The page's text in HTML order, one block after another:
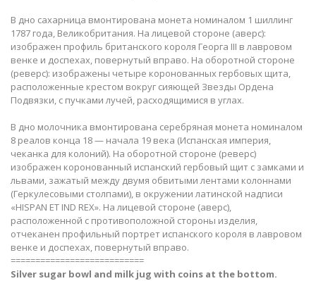
В дно сахарница вмонтирована монета номиналом 1 шиллинг
1787 года, Великобритания. На лицевой стороне (аверс):
изображен профиль британского короля Георга III в лавровом
венке и доспехах, повернутый вправо. На оборотной стороне
(реверс): изображены четыре коронованных гербовых щита,
расположенные крестом вокруг сияющей Звезды Ордена
Подвязки, с пучками лучей, расходящимися в углах.
В дно молочника вмонтирована серебряная монета номиналом
8 реалов конца 18 — начала 19 века (Испанская империя,
чеканка для колоний). На оборотной стороне (реверс)
изображен коронованный испанский гербовый щит с замками и
львами, зажатый между двумя обвитыми лентами колоннами
(Геркулесовыми столпами), в окружении латинской надписи
«HISPAN ET IND REX». На лицевой стороне (аверс),
расположенной с противоположной стороны изделия,
отчеканен профильный портрет испанского короля в лавровом
венке и доспехах, повернутый вправо.
===========================
Silver sugar bowl and milk jug with coins at the bottom.